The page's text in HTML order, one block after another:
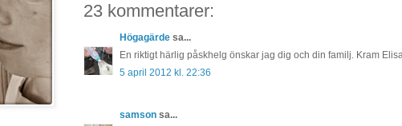
23 kommentarer:
Högagärde sa...
En riktigt härlig påskhelg önskar jag dig och din familj. Kram
5 april 2012 kl. 22:36
samson sa...